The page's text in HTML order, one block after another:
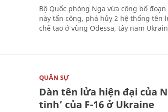
Bộ Quốc phòng Nga vừa công bố
này tấn công, phá hủy 2 hệ thống tên
chế tạo ở vùng Odessa, tây nam
QUÂN SỰ
Dàn tên lửa hiện đại của
tinh’ của F-16 ở Ukraine